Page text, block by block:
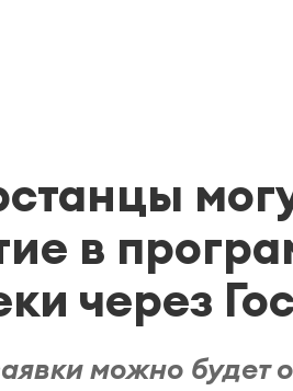
в
через
можно будет